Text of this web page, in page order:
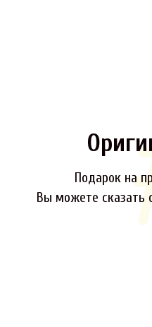
Подарок на
Вы можете сказать